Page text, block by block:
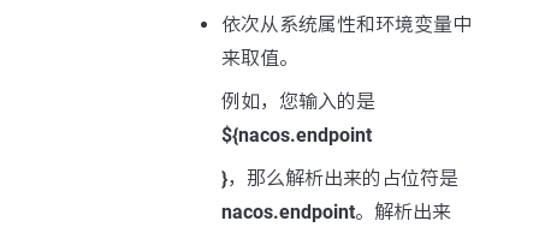
依次从系统属性和环境变量中
来取值。
例如，您输入的是
${nacos.endpoint
}，那么解析出来的占位符是
nacos.endpoint。解析出来